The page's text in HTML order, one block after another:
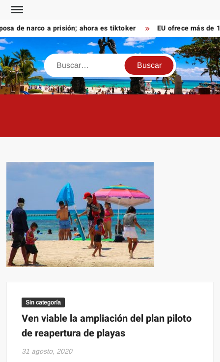
Saltar
contenido
de narco a prisión; ahora es tiktoker EU ofrece más de
Buscar
Sin categoría
Ven viable la ampliación del plan piloto
de reapertura de playas
31 agosto, 2020